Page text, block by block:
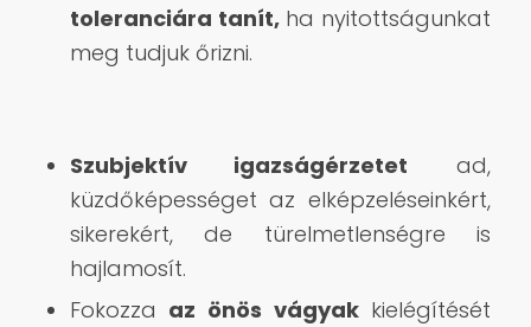
toleranciára tanít,ha nyitottságunkat
meg tudjuk őrizni.
Szubjektív igazságérzetet ad,
küzdőképességet az elképzeléseinkért,
sikerekért, de türelmetlenségre is
hajlamosít.
Fokozza az önös vágyakkielégítését